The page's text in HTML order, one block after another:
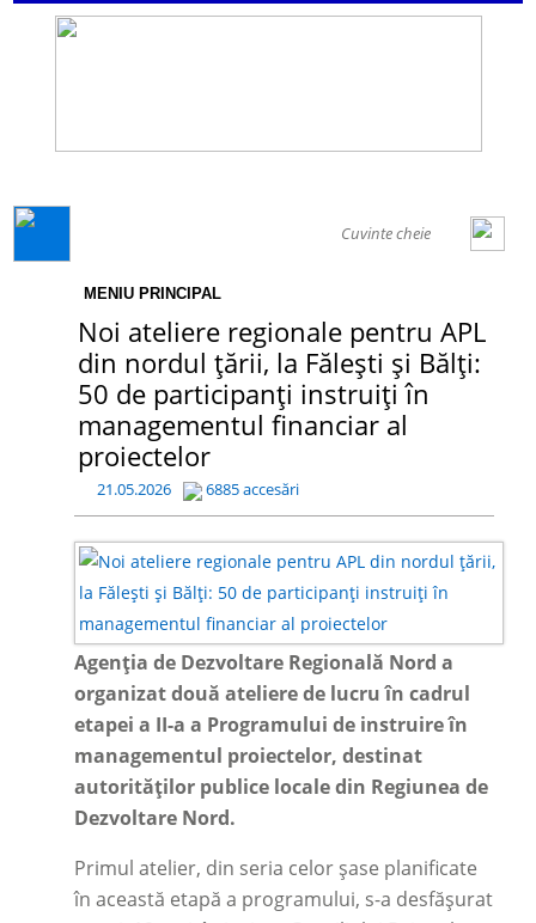
MENIU PRINCIPAL
Noi ateliere regionale pentru APL
din nordul țării, la Fălești și Bălți:
50 de participanți instruiți în
managementul financiar al
proiectelor
21.05.2026 6885 accesări
Agenția de Dezvoltare Regională Nord a
organizat două ateliere de lucru în cadrul
etapei a II-a a Programului de instruire în
managementul proiectelor, destinat
autorităților publice locale din Regiunea de
Dezvoltare Nord.
Primul atelier, din seria celor șase planificate
în această etapă a programului, s-a desfășurat